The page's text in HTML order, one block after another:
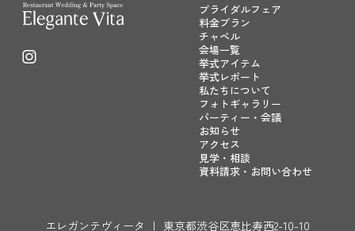
ブライダルフェア
料金プラン
チャペル
会場一覧
挙式アイテム
挙式レポート
私たちについて
フォトギャラリー
パーティー・会議
お知らせ
アクセス
見学・相談
資料請求・お問い合わせ
エレガンテヴィータ | 東京都渋谷区恵比寿西2-10-10